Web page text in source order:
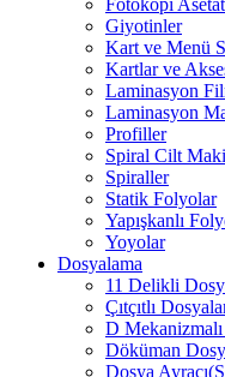
Giyotinler
Kart ve Menü
Kartlar ve
Laminasyon
Laminasyon
Profiller
Spiral Cilt
Spiraller
Statik Folyolar
Yapışkanlı
Yoyolar
Dosyalama
11 Delikli
Çıtçıtlı
D
Döküman
Dosya